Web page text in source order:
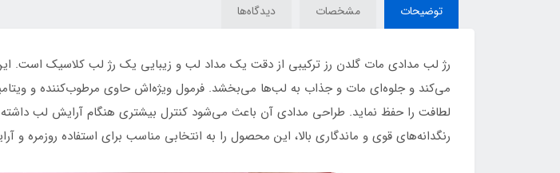
توضیحات مشخصات دیدگاه‌ها
رژ لب مدادی مات گلدن رز ترکیبی از دقت یک مداد لب و زیبایی یک رژ لب کلاسیک است.
لطافت را حفظ نماید. طراحی مدادی آن باعث می‌شود کنترل بیشتری هنگام آرایش لب داشته
رنگدانه‌های قوی و ماندگاری بالا، این محصول را به انتخابی مناسب برای استفاده روزمره